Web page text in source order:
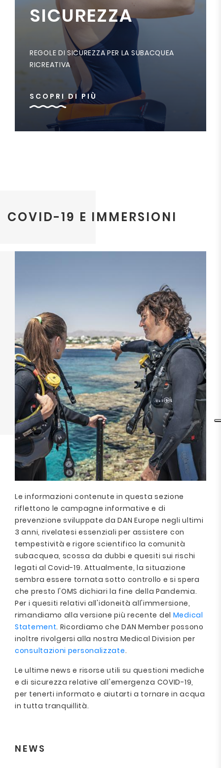
SICUREZZA
REGOLE DI SICUREZZA PER LA SUBACQUEA
RICREATIVA
SCOPRI DI PIÙ
COVID-19 E IMMERSIONI
Le informazioni contenute in questa sezione
riflettono le campagne informative e di
prevenzione sviluppate da DAN Europe negli ultimi
3 anni, rivelatesi essenziali per assistere con
tempestività e rigore scientifico la comunità
subacquea, scossa da dubbi e quesiti sui rischi
legati al Covid-19. Attualmente, la situazione
sembra essere tornata sotto controllo e si spera
che presto l'OMS dichiari la fine della Pandemia.
Per i quesiti relativi all'idoneità all'immersione,
rimandiamo alla versione più recente del Medical
Statement. Ricordiamo che DAN Member possono
inoltre rivolgersi alla nostra Medical Division per
consultazioni personalizzate.
Le ultime news e risorse utili su questioni mediche
e di sicurezza relative all'emergenza COVID-19,
per tenerti informato e aiutarti a tornare in acqua
in tutta tranquillità.
NEWS